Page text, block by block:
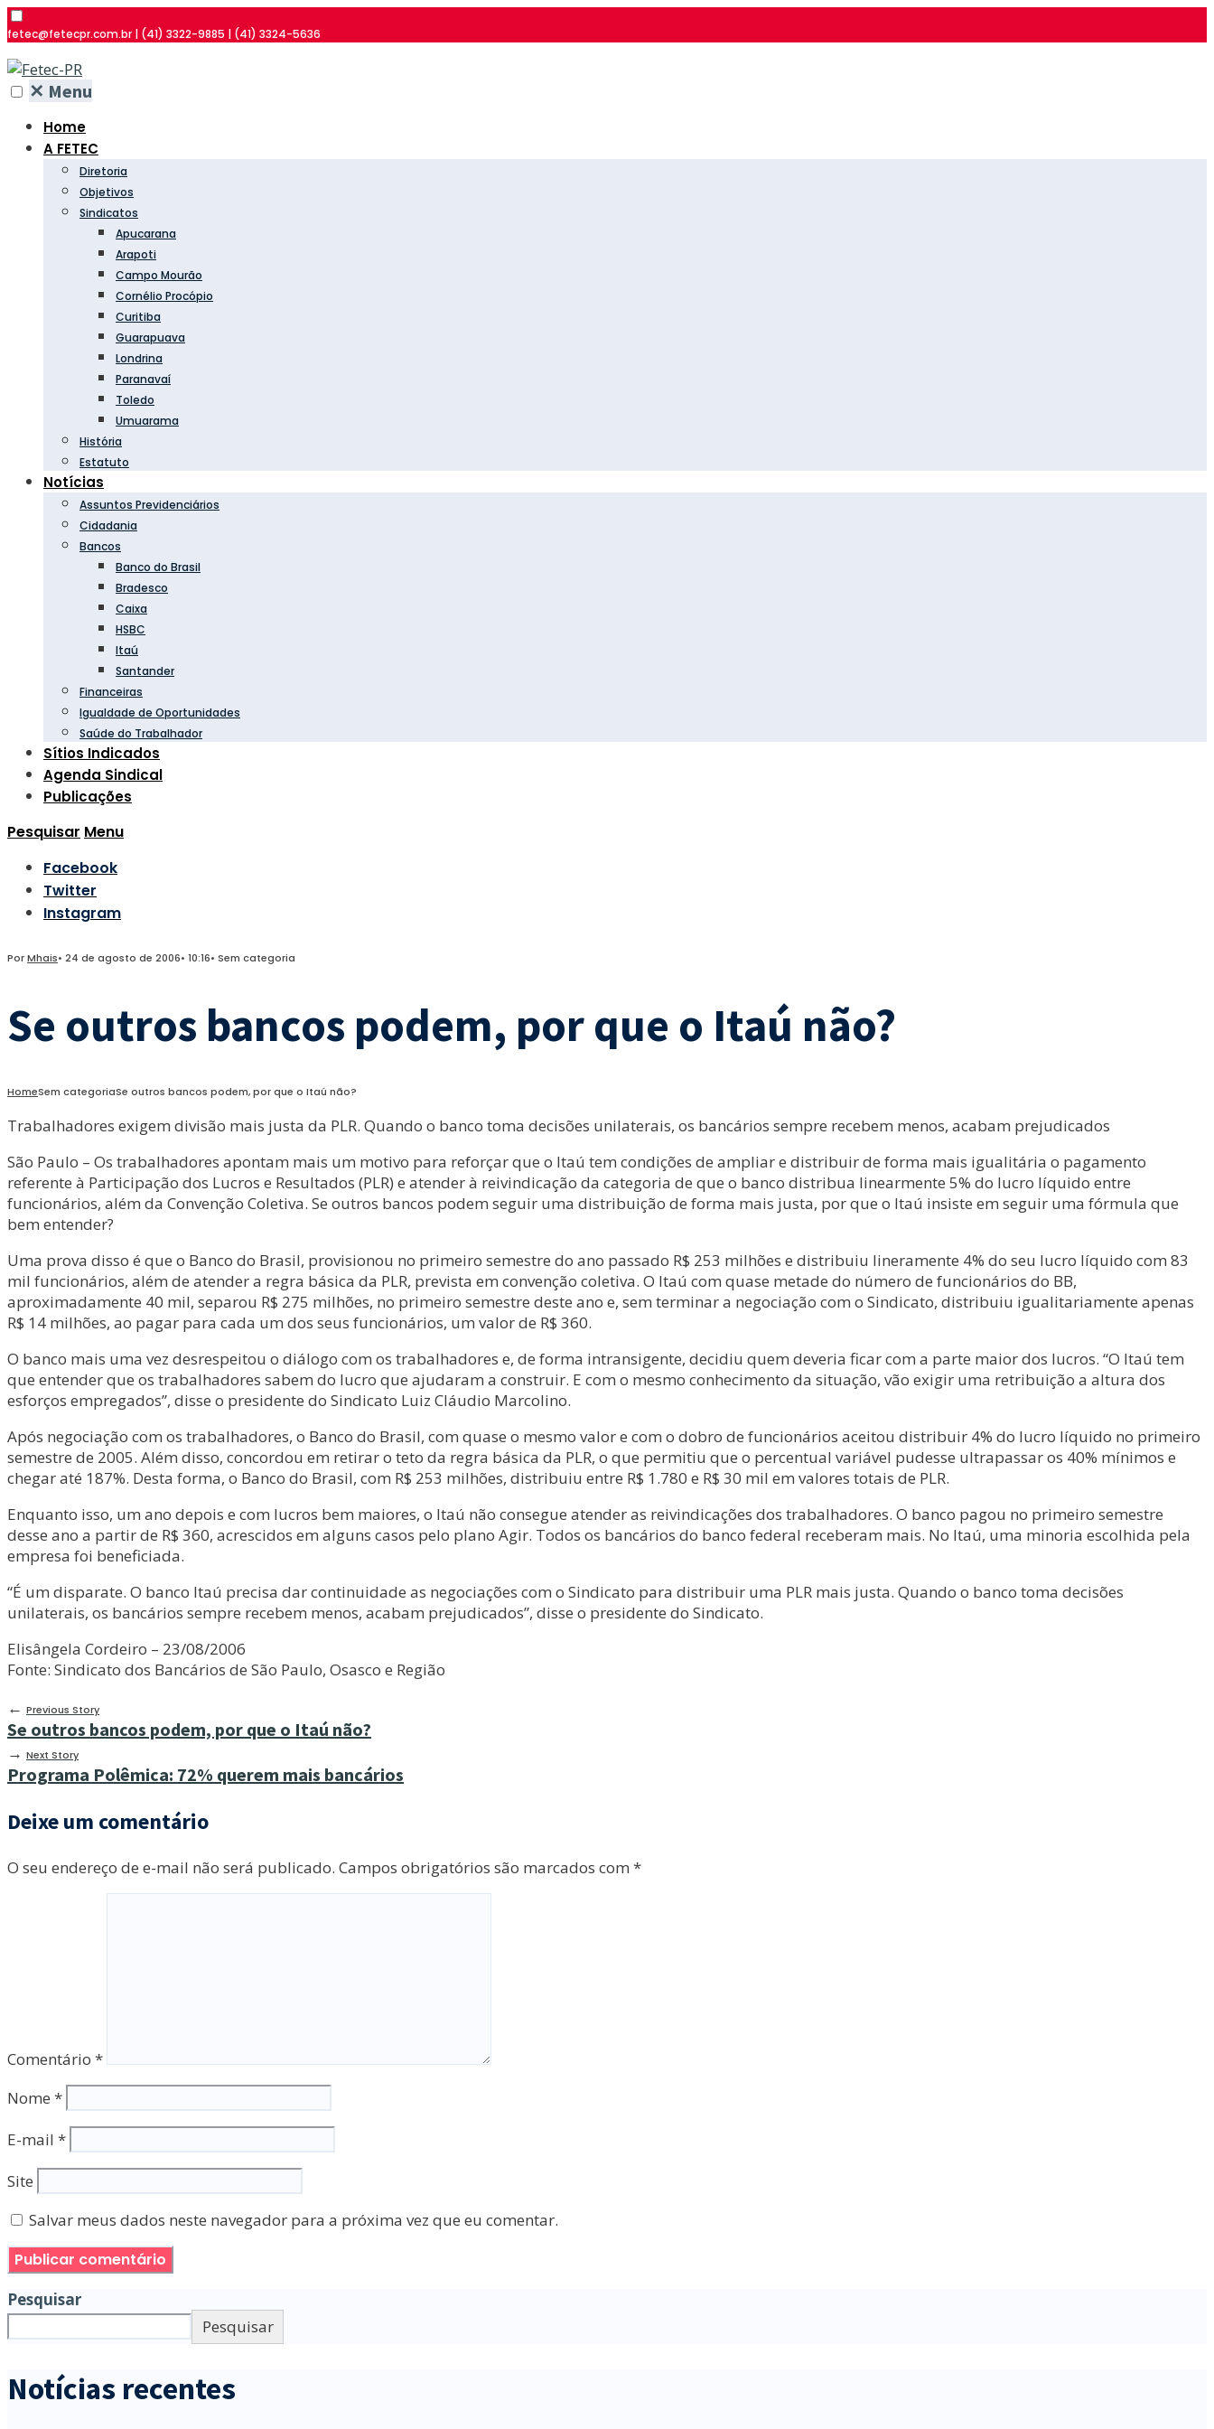
fetec@fetecpr.com.br | (41) 3322-9885 | (41) 3324-5636
✕ Menu
Home
A FETEC
Diretoria
Objetivos
Sindicatos
Apucarana
Arapoti
Campo Mourão
Cornélio Procópio
Curitiba
Guarapuava
Londrina
Paranavaí
Toledo
Umuarama
História
Estatuto
Notícias
Assuntos Previdenciários
Cidadania
Bancos
Banco do Brasil
Bradesco
Caixa
HSBC
Itaú
Santander
Financeiras
Igualdade de Oportunidades
Saúde do Trabalhador
Sítios Indicados
Agenda Sindical
Publicações
Pesquisar Menu
Facebook
Twitter
Instagram
PorMhais• 24 de agosto de 2006• 10:16• Sem categoria
Se outros bancos podem, por que o Itaú não?
HomeSem categoriaSe outros bancos podem, por que o Itaú não?
Trabalhadores exigem divisão mais justa da PLR. Quando o banco toma decisões unilaterais, os bancários sempre recebem menos, acabam prejudicados
São Paulo – Os trabalhadores apontam mais um motivo para reforçar que o Itaú tem condições de ampliar e distribuir de forma mais igualitária o pagamento
referente à Participação dos Lucros e Resultados (PLR) e atender à reivindicação da categoria de que o banco distribua linearmente 5% do lucro líquido entre
funcionários, além da Convenção Coletiva. Se outros bancos podem seguir uma distribuição de forma mais justa, por que o Itaú insiste em seguir uma fórmula que
bem entender?
Uma prova disso é que o Banco do Brasil, provisionou no primeiro semestre do ano passado R$ 253 milhões e distribuiu lineramente 4% do seu lucro líquido com 83
mil funcionários, além de atender a regra básica da PLR, prevista em convenção coletiva. O Itaú com quase metade do número de funcionários do BB,
aproximadamente 40 mil, separou R$ 275 milhões, no primeiro semestre deste ano e, sem terminar a negociação com o Sindicato, distribuiu igualitariamente apenas
R$ 14 milhões, ao pagar para cada um dos seus funcionários, um valor de R$ 360.
O banco mais uma vez desrespeitou o diálogo com os trabalhadores e, de forma intransigente, decidiu quem deveria ficar com a parte maior dos lucros. “O Itaú tem
que entender que os trabalhadores sabem do lucro que ajudaram a construir. E com o mesmo conhecimento da situação, vão exigir uma retribuição a altura dos
esforços empregados”, disse o presidente do Sindicato Luiz Cláudio Marcolino.
Após negociação com os trabalhadores, o Banco do Brasil, com quase o mesmo valor e com o dobro de funcionários aceitou distribuir 4% do lucro líquido no primeiro
semestre de 2005. Além disso, concordou em retirar o teto da regra básica da PLR, o que permitiu que o percentual variável pudesse ultrapassar os 40% mínimos e
chegar até 187%. Desta forma, o Banco do Brasil, com R$ 253 milhões, distribuiu entre R$ 1.780 e R$ 30 mil em valores totais de PLR.
Enquanto isso, um ano depois e com lucros bem maiores, o Itaú não consegue atender as reivindicações dos trabalhadores. O banco pagou no primeiro semestre
desse ano a partir de R$ 360, acrescidos em alguns casos pelo plano Agir. Todos os bancários do banco federal receberam mais. No Itaú, uma minoria escolhida pela
empresa foi beneficiada.
“É um disparate. O banco Itaú precisa dar continuidade as negociações com o Sindicato para distribuir uma PLR mais justa. Quando o banco toma decisões
unilaterais, os bancários sempre recebem menos, acabam prejudicados”, disse o presidente do Sindicato.
Elisângela Cordeiro – 23/08/2006
Fonte: Sindicato dos Bancários de São Paulo, Osasco e Região
← Previous Story
Se outros bancos podem, por que o Itaú não?
→ Next Story
Programa Polêmica: 72% querem mais bancários
Deixe um comentário
O seu endereço de e-mail não será publicado. Campos obrigatórios são marcados com *
Comentário *
Nome *
E-mail *
Site
Salvar meus dados neste navegador para a próxima vez que eu comentar.
Pesquisar
Pesquisar
Notícias recentes